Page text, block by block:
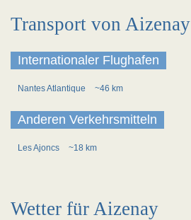
Transport von Aizenay
Internationaler Flughafen
Nantes Atlantique ~46 km
Anderen Verkehrsmitteln
Les Ajoncs ~18 km
Wetter für Aizenay